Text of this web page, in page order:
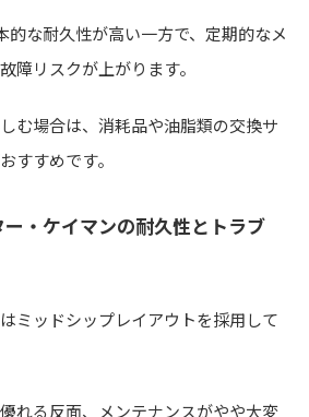
的な耐久性が高い一方で、定期的なメ
障リスクが上がります。
む場合は、消耗品や油脂類の交換サ
すすめです。
・ケイマンの耐久性とトラブ
ミッドシップレイアウトを採用して
れる反面、メンテナンスがやや大変